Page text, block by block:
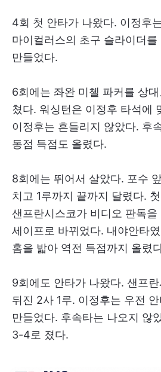
4회 첫 안타가 나왔다. 이정후
마이컬러스의 초구 슬라이더
만들었다.
6회에는 좌완 미첼 파커를 상
쳤다. 워싱턴은 이정후 타석에
이정후는 흔들리지 않았다. 후
동점 득점도 올렸다.
8회에는 뛰어서 살았다. 포수
치고 1루까지 끝까지 달렸다.
샌프란시스코가 비디오 판독
세이프로 바뀌었다. 내야안타
홈을 밟아 역전 득점까지 올렸
9회에도 안타가 나왔다. 샌프
뒤진 2사 1루. 이정후는 우전
만들었다. 후속타는 나오지 않
3-4로 졌다.